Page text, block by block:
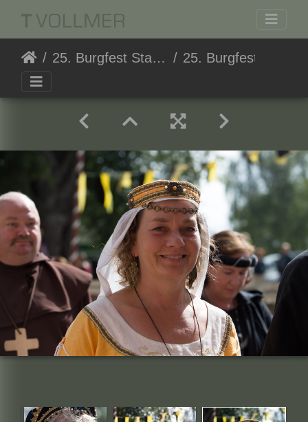
25. Burgfest Stargard 25. Burgfest Stargard 20170813-105952 6585